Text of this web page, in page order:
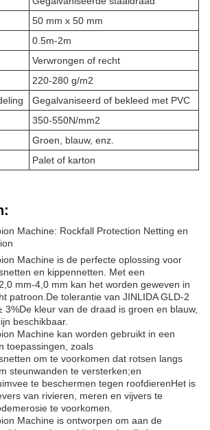
50 mm x 50 mm
0.5m-2m
Verwrongen of recht
220-280 g/m2
Gegalvaniseerd of bekleed met PVC
350-550N/mm2
Groen, blauw, enz.
Palet of karton
Machine: Rockfall Protection Netting en
Machine is de perfecte oplossing voor
en kippennetten. Met een
mm-4,0 mm kan het worden geweven in
patroon.De tolerantie van JINLIDA GLD-2
3%De kleur van de draad is groen en blauw,
beschikbaar.
Machine kan worden gebruikt in een
toepassingen, zoals
om te voorkomen dat rotsen langs
steunwanden te versterken;en
te beschermen tegen roofdierenHet is
van rivieren, meren en vijvers te
te voorkomen.
Machine is ontworpen om aan de